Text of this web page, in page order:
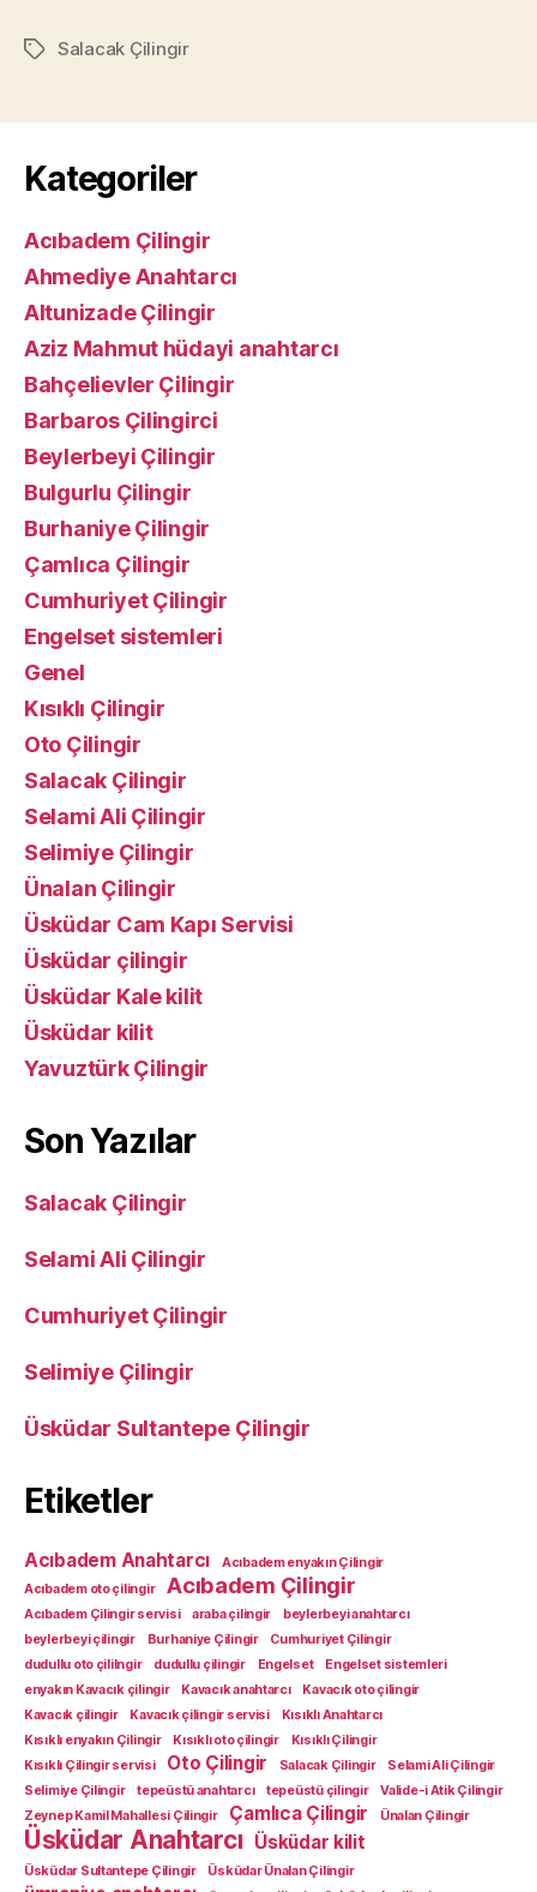
EtiketlerSalacak Çilingir
Kategoriler
Acıbadem Çilingir
Ahmediye Anahtarcı
Altunizade Çilingir
Aziz Mahmut hüdayi anahtarcı
Bahçelievler Çilingir
Barbaros Çilingirci
Beylerbeyi Çilingir
Bulgurlu Çilingir
Burhaniye Çilingir
Çamlıca Çilingir
Cumhuriyet Çilingir
Engelset sistemleri
Genel
Kısıklı Çilingir
Oto Çilingir
Salacak Çilingir
Selami Ali Çilingir
Selimiye Çilingir
Ünalan Çilingir
Üsküdar Cam Kapı Servisi
Üsküdar çilingir
Üsküdar Kale kilit
Üsküdar kilit
Yavuztürk Çilingir
Son Yazılar
Salacak Çilingir
Selami Ali Çilingir
Cumhuriyet Çilingir
Selimiye Çilingir
Üsküdar Sultantepe Çilingir
Etiketler
Acıbadem Anahtarcı
Acıbadem enyakın Çilingir
Acıbadem oto çilingir
Acıbadem Çilingir
Acıbadem Çilingir servisi araba çilingir
beylerbeyi anahtarcı
beylerbeyi çilingir
Burhaniye Çilingir
Cumhuriyet Çilingir
dudullu oto çililngir
dudullu çilingir Engelset
Engelset sistemleri
enyakın Kavacık çilingir
Kavacık anahtarcı
Kavacık oto çilingir
Kavacık çilingir
Kavacık çilingir servisi
Kısıklı Anahtarcı
Kısıklı enyakın Çilingir
Kısıklı oto çilingir
Kısıklı Çilingir
Kısıklı Çilingir servisi
Oto Çilingir Salacak Çilingir
Selami Ali Çilingir
Selimiye Çilingir
tepeüstü anahtarcı tepeüstü çilingir
Valide-i Atik Çilingir
Zeynep Kamil Mahallesi Çilingir
Çamlıca Çilingir Ünalan Çilingir
Üsküdar Anahtarcı Üsküdar kilit
Üsküdar Sultantepe Çilingir Üsküdar Ünalan Çilingir